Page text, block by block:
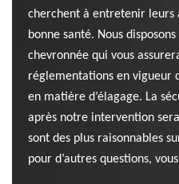
cherchent à entretenir
bonne santé. Nous
chevronnée qui vous
réglementations en vigueur
en matière d’élagage. La
après notre intervention
sont des plus raisonnables
pour d’autres questions,